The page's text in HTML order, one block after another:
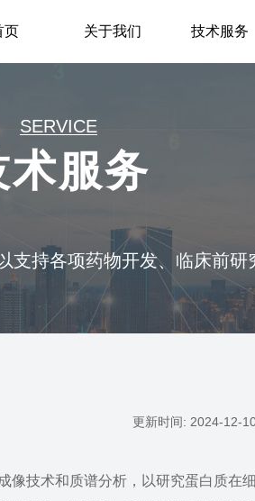
页 关于我们 技术服务
SERVICE
术服务
支持各项药物开发、临床前研
更新时间: 2024-12-
像技术和质谱分析，以研究蛋白质在